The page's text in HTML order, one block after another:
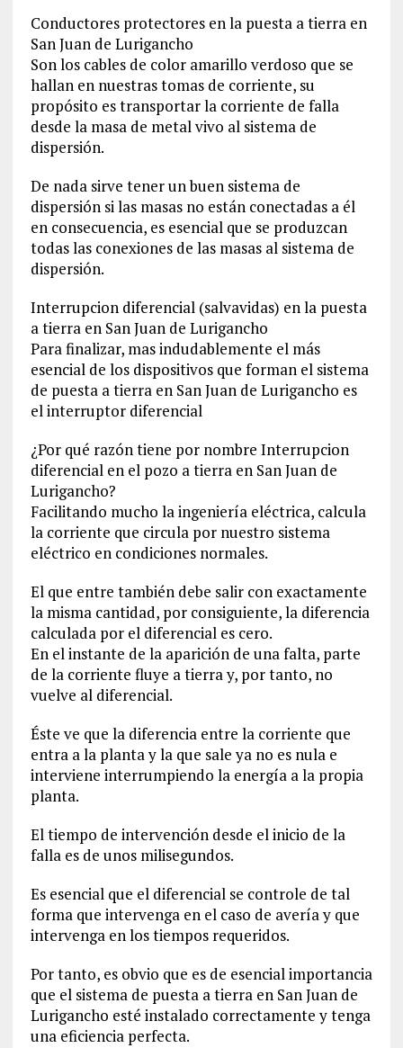
Conductores protectores en la puesta a tierra en
San Juan de Lurigancho
Son los cables de color amarillo verdoso que se
hallan en nuestras tomas de corriente, su
propósito es transportar la corriente de falla
desde la masa de metal vivo al sistema de
dispersión.
De nada sirve tener un buen sistema de
dispersión si las masas no están conectadas a él
en consecuencia, es esencial que se produzcan
todas las conexiones de las masas al sistema de
dispersión.
Interrupcion diferencial (salvavidas) en la puesta
a tierra en San Juan de Lurigancho
Para finalizar, mas indudablemente el más
esencial de los dispositivos que forman el sistema
de puesta a tierra en San Juan de Lurigancho es
el interruptor diferencial
¿Por qué razón tiene por nombre Interrupcion
diferencial en el pozo a tierra en San Juan de
Lurigancho?
Facilitando mucho la ingeniería eléctrica, calcula
la corriente que circula por nuestro sistema
eléctrico en condiciones normales.
El que entre también debe salir con exactamente
la misma cantidad, por consiguiente, la diferencia
calculada por el diferencial es cero.
En el instante de la aparición de una falta, parte
de la corriente fluye a tierra y, por tanto, no
vuelve al diferencial.
Éste ve que la diferencia entre la corriente que
entra a la planta y la que sale ya no es nula e
interviene interrumpiendo la energía a la propia
planta.
El tiempo de intervención desde el inicio de la
falla es de unos milisegundos.
Es esencial que el diferencial se controle de tal
forma que intervenga en el caso de avería y que
intervenga en los tiempos requeridos.
Por tanto, es obvio que es de esencial importancia
que el sistema de puesta a tierra en San Juan de
Lurigancho esté instalado correctamente y tenga
una eficiencia perfecta.